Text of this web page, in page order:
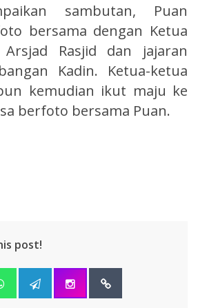
sambutan, Puan
bersama dengan Ketua
Rasjid dan jajaran
Kadin. Ketua-ketua
kemudian ikut maju ke
berfoto bersama Puan.
post!